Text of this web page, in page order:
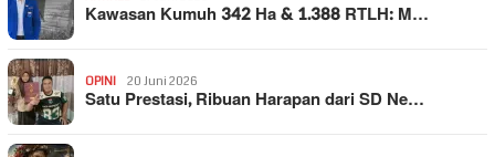
Kawasan Kumuh 342 Ha & 1.388 RTLH: M…
OPINI 20 Juni 2026
Satu Prestasi, Ribuan Harapan dari SD Ne…